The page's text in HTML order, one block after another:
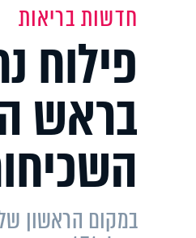
חדשות בריאות
פילוח
בראש
במקום הראשון